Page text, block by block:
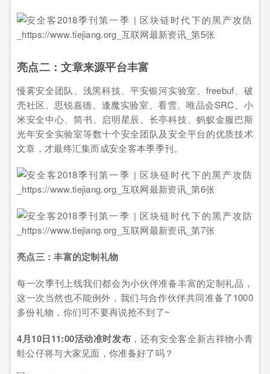
亮点二：文章来源平台丰富
慢雾安全团队、浅黑科技、平安银河实验室、freebuf、破
壳社区、思锐嘉德、逢魔实验室、看雪、唯品会SRC、小
米安全中心、简书、启明星辰、长亭科技、蚂蚁金服巴斯
光年安全实验室等数十个安全团队及安全平台的优质技术
文章，才最终汇集而成安全客本季季刊。
亮点三：丰富的定制礼物
每一次季刊上线我们都会为小伙伴准备丰富的定制礼品，
这一次当然也不能例外，我们与合作伙伴共同准备了1000
多份礼物，你们可不要再说抢不到了~
4月10日11:00活动准时发布 ，还有安全客全新吉祥物小青
蛙公仔将与大家见面，你准备好了吗？